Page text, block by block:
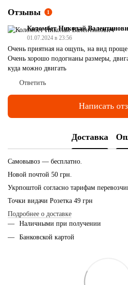
Отзывы 1
Коломбет Николай
01.07.2024 в 23:56
Очень приятная на ощупь, на вид проще
Очень хорошо подогнаны размеры,
куда можно двигать
Ответить
Написать
Доставка
Самовывоз — бесплатно.
Новой почтой 50 грн.
Укрпоштой согласно тарифам
Точки видачи Розетка 49 грн
Подробнее о доставке
Наличными при получении
Банковской картой